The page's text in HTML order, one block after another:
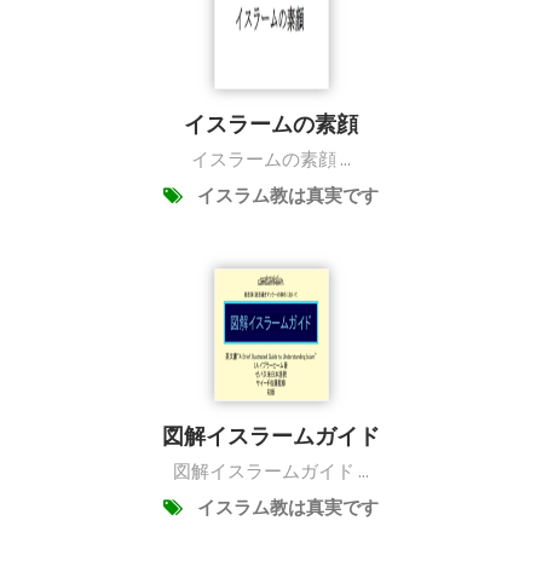
イスラームの素顔
イスラームの素顔 ...
イスラム教は真実です
図解イスラームガイド
図解イスラームガイド ...
イスラム教は真実です